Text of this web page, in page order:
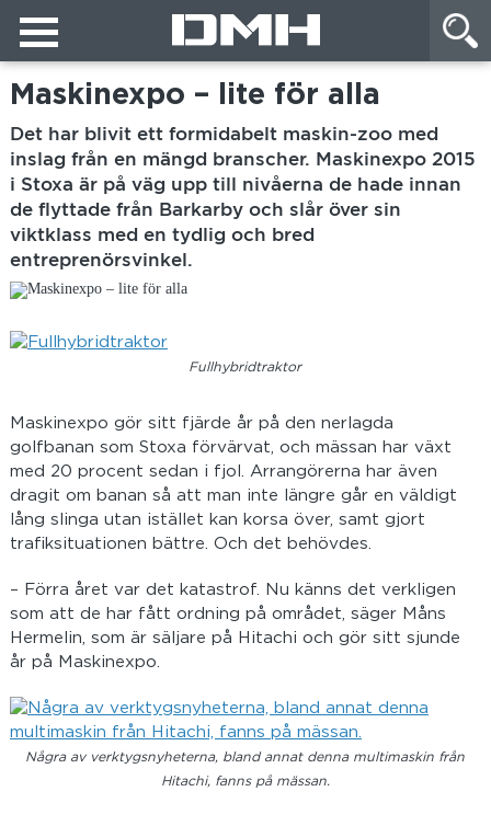
Maskinexpo – lite för alla
Det har blivit ett formidabelt maskin-zoo med
inslag från en mängd branscher. Maskinexpo 2015
i Stoxa är på väg upp till nivåerna de hade innan
de flyttade från Barkarby och slår över sin
viktklass med en tydlig och bred
entreprenörsvinkel.
Fullhybridtraktor
Maskinexpo gör sitt fjärde år på den nerlagda
golfbanan som Stoxa förvärvat, och mässan har växt
med 20 procent sedan i fjol. Arrangörerna har även
dragit om banan så att man inte längre går en väldigt
lång slinga utan istället kan korsa över, samt gjort
trafiksituationen bättre. Och det behövdes.
– Förra året var det katastrof. Nu känns det verkligen
som att de har fått ordning på området, säger Måns
Hermelin, som är säljare på Hitachi och gör sitt sjunde
år på Maskinexpo.
Några av verktygsnyheterna, bland annat denna multimaskin från
Hitachi, fanns på mässan.